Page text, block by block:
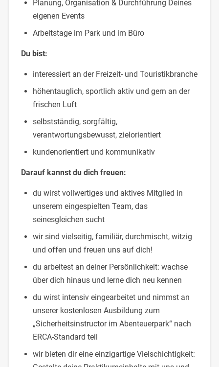
Planung, Organisation & Durchführung Deines
eigenen Events
Arbeitstage im Park und im Büro
Du bist:
interessiert an der Freizeit- und Touristikbranche
höhentauglich, sportlich aktiv und gern an der
frischen Luft
selbstständig, sorgfältig,
verantwortungsbewusst, zielorientiert
kundenorientiert und kommunikativ
Darauf kannst du dich freuen:
du wirst vollwertiges und aktives Mitglied in
unserem eingespielten Team, das
seinesgleichen sucht
wir sind vielseitig, familiär, durchmischt, witzig
und offen und freuen uns auf dich!
du arbeitest an deiner Persönlichkeit: wachse
über dich hinaus und lerne dich neu kennen
du wirst intensiv eingearbeitet und nimmst an
unserer kostenlosen Ausbildung zum
„Sicherheitsinstructor im Abenteuerpark“ nach
ERCA-Standard teil
wir bieten dir eine einzigartige Vielschichtigkeit: